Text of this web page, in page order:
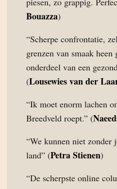
Bouazza)
“Scherpe confrontatie,
grenzen van smaak heen
onderdeel van een
(Lousewies van der
“Ik moet enorm lachen
Breedveld roept.” (
“We kunnen niet
land” (Petra Stienen)
“De scherpste online